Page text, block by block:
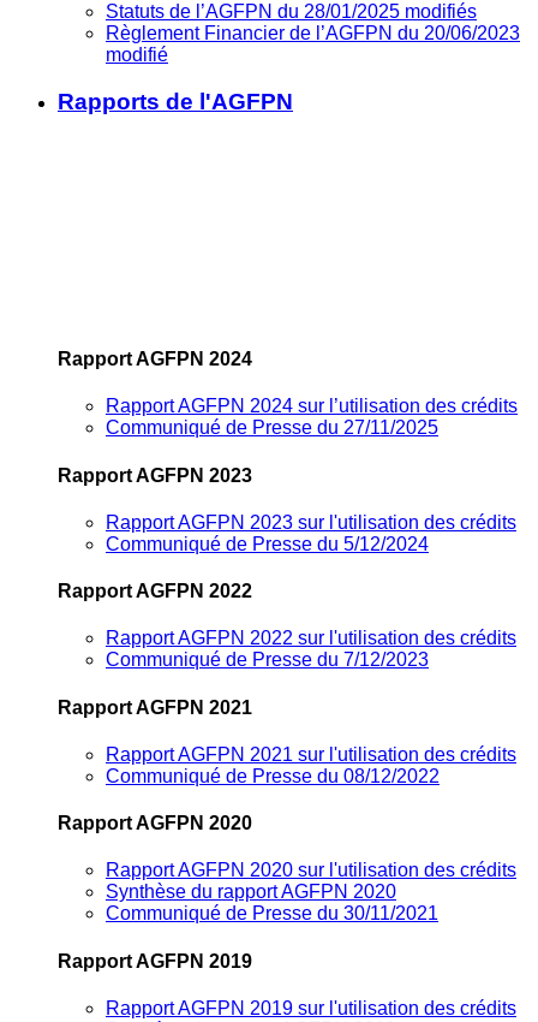
Statuts de l’AGFPN du 28/01/2025 modifiés
Règlement Financier de l’AGFPN du 20/06/2023
modifié
Rapports de l'AGFPN
Rapport AGFPN 2024
Rapport AGFPN 2024 sur l’utilisation des crédits
Communiqué de Presse du 27/11/2025
Rapport AGFPN 2023
Rapport AGFPN 2023 sur l'utilisation des crédits
Communiqué de Presse du 5/12/2024
Rapport AGFPN 2022
Rapport AGFPN 2022 sur l'utilisation des crédits
Communiqué de Presse du 7/12/2023
Rapport AGFPN 2021
Rapport AGFPN 2021 sur l'utilisation des crédits
Communiqué de Presse du 08/12/2022
Rapport AGFPN 2020
Rapport AGFPN 2020 sur l'utilisation des crédits
Synthèse du rapport AGFPN 2020
Communiqué de Presse du 30/11/2021
Rapport AGFPN 2019
Rapport AGFPN 2019 sur l'utilisation des crédits